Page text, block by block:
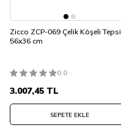
Zicco ZCP-069 Çelik Köşeli Tepsi,
56x36 cm
0.0
3.007,45 TL
SEPETE EKLE